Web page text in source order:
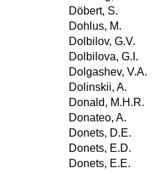
Döbert, S.
Dohlus, M.
Dolbilov, G.V.
Dolbilova, G.I.
Dolgashev, V.A.
Dolinskii, A.
Donald, M.H.R.
Donateo, A.
Donets, D.E.
Donets, E.D.
Donets, E.E.